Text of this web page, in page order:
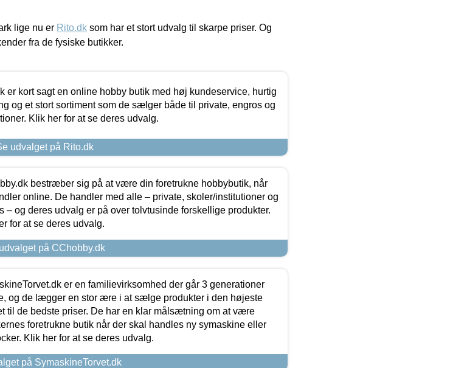
lige nu er Rito.dk som har et stort udvalg til skarpe priser. Og
fra de fysiske butikker.
er kort sagt en online hobby butik med høj kundeservice, hurtig
og et stort sortiment som de sælger både til private, engros og
Klik her for at se deres udvalg.
udvalget på Rito.dk
bestræber sig på at være din foretrukne hobbybutik, når
online. De handler med alle – private, skoler/institutioner og
– og deres udvalg er på over tolvtusinde forskellige produkter.
for at se deres udvalg.
på CChobby.dk
er en familievirksomhed der går 3 generationer
og de lægger en stor ære i at sælge produkter i den højeste
til de bedste priser. De har en klar målsætning om at være
foretrukne butik når der skal handles ny symaskine eller
Klik her for at se deres udvalg.
på SymaskineTorvet.dk